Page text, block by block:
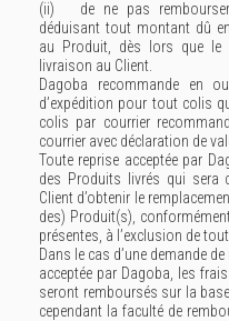
(ii) de ne pas rembourser
déduisant tout montant dû
au Produit, dès lors que le
livraison au Client.
Dagoba recommande en
d’expédition pour tout colis
colis par courrier
courrier avec déclaration de
Toute reprise acceptée par
des Produits livrés qui sera
Client d’obtenir le
des) Produit(s),
présentes, à l’exclusion de
Dans le cas d’une demande
acceptée par Dagoba, les
seront remboursés sur la
cependant la faculté de